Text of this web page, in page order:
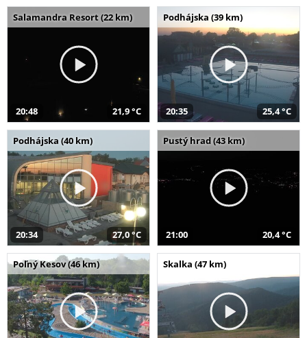
Salamandra Resort (22 km)
20:48 21,9 °C
Podhájska (39 km)
20:35 25,4 °C
Podhájska (40 km)
20:34 27,0 °C
Pustý hrad (43 km)
21:00 20,4 °C
Poľný Kesov (46 km) Skalka (47 km)